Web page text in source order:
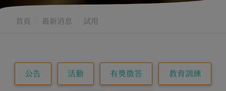
首頁 最新消息 試用
公告 活動 有獎徵答 教育訓練